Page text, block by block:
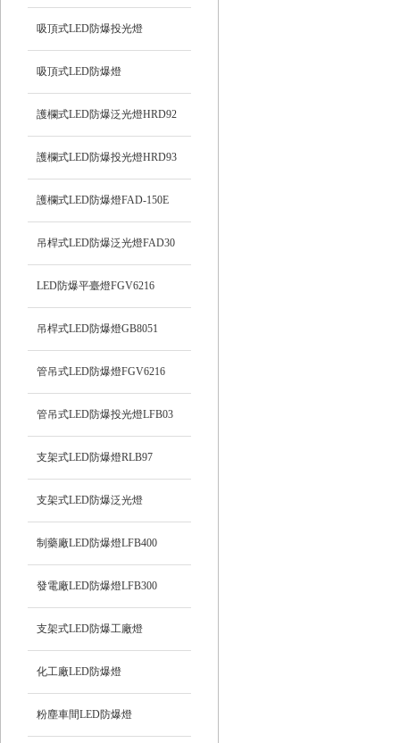
吸頂式LED防爆投光燈
吸頂式LED防爆燈
護欄式LED防爆泛光燈HRD92
護欄式LED防爆投光燈HRD93
護欄式LED防爆燈FAD-150E
吊桿式LED防爆泛光燈FAD30
LED防爆平臺燈FGV6216
吊桿式LED防爆燈GB8051
管吊式LED防爆燈FGV6216
管吊式LED防爆投光燈LFB03
支架式LED防爆燈RLB97
支架式LED防爆泛光燈
制藥廠LED防爆燈LFB400
發電廠LED防爆燈LFB300
支架式LED防爆工廠燈
化工廠LED防爆燈
粉塵車間LED防爆燈